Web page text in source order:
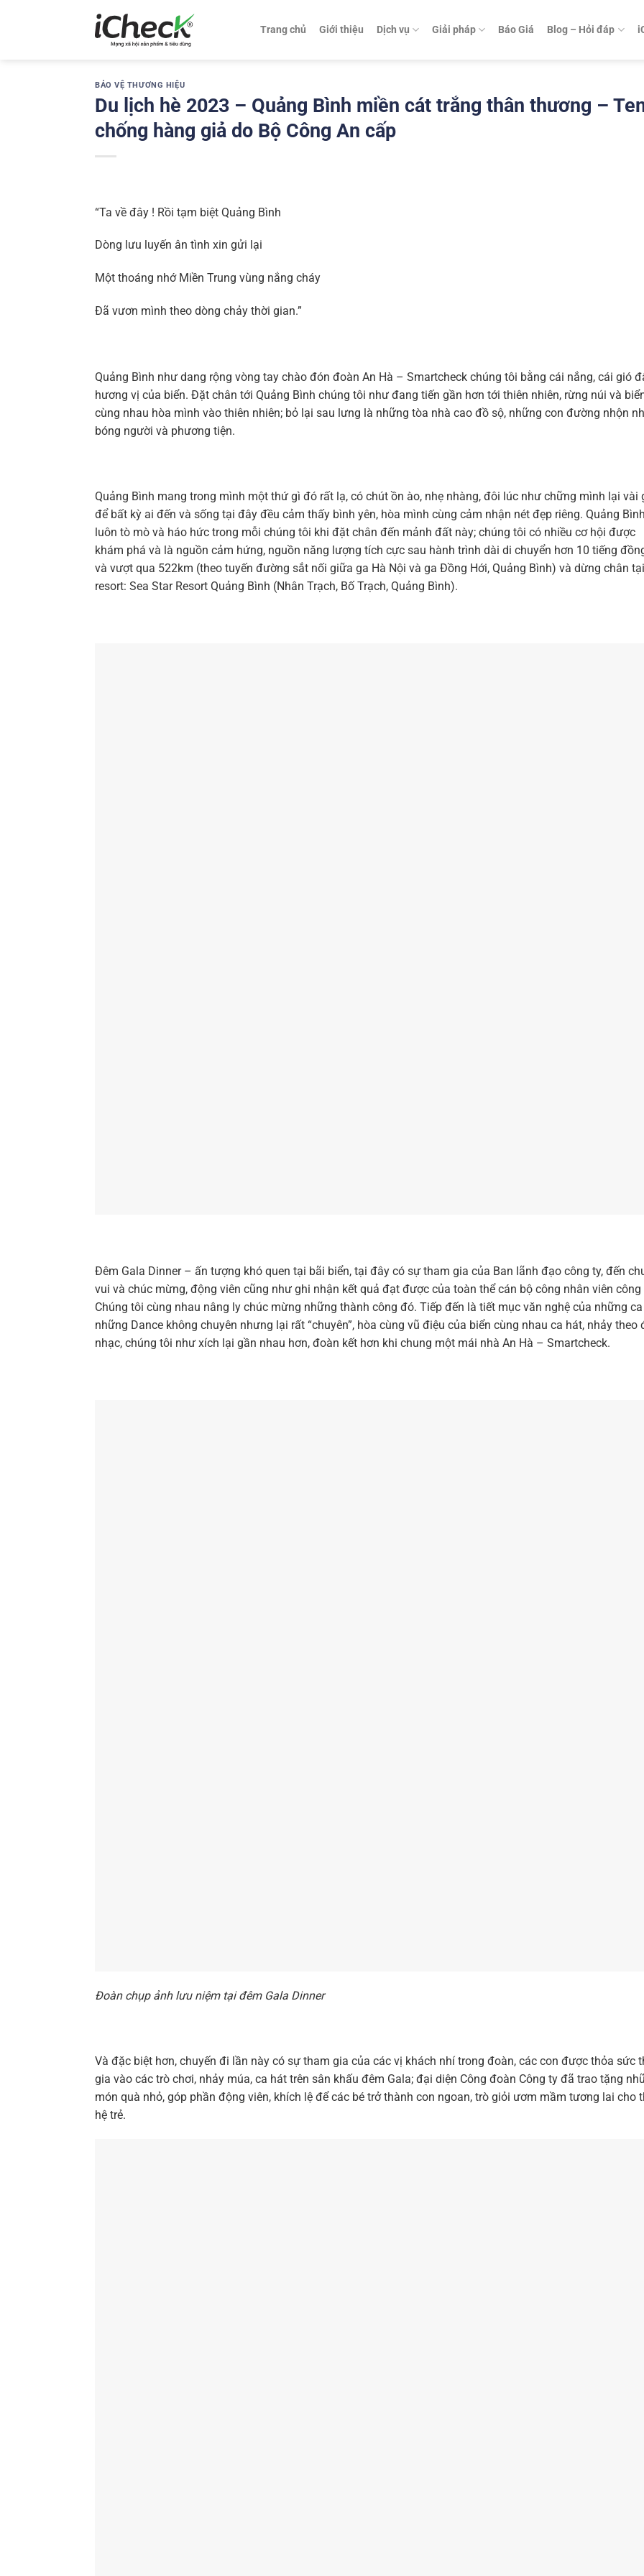
Trang chủ Giới thiệu Dịch vụ Giải pháp Báo Giá Blog – Hỏi đáp
BẢO VỆ THƯƠNG HIỆU
Du lịch hè 2023 – Quảng Bình miền cát trắng thân thương –
chống hàng giả do Bộ Công An cấp
“Ta về đây ! Rồi tạm biệt Quảng Bình
Dòng lưu luyến ân tình xin gửi lại
Một thoáng nhớ Miền Trung vùng nắng cháy
Đã vươn mình theo dòng chảy thời gian.”
Quảng Bình như dang rộng vòng tay chào đón đoàn An Hà – Smartcheck chúng tôi bằng cái nắng, cái gió
hương vị của biển. Đặt chân tới Quảng Bình chúng tôi như đang tiến gần hơn tới thiên nhiên, rừng núi và
cùng nhau hòa mình vào thiên nhiên; bỏ lại sau lưng là những tòa nhà cao đồ sộ, những con đường nhộn
bóng người và phương tiện.
Quảng Bình mang trong mình một thứ gì đó rất lạ, có chút ồn ào, nhẹ nhàng, đôi lúc như chững mình lại vài
để bất kỳ ai đến và sống tại đây đều cảm thấy bình yên, hòa mình cùng cảm nhận nét đẹp riêng. Quảng
luôn tò mò và háo hức trong mỗi chúng tôi khi đặt chân đến mảnh đất này; chúng tôi có nhiều cơ hội được
khám phá và là nguồn cảm hứng, nguồn năng lượng tích cực sau hành trình dài di chuyển hơn 10 tiếng
và vượt qua 522km (theo tuyến đường sắt nối giữa ga Hà Nội và ga Đồng Hới, Quảng Bình) và dừng chân tại
resort: Sea Star Resort Quảng Bình (Nhân Trạch, Bố Trạch, Quảng Bình).
Đêm Gala Dinner – ấn tượng khó quen tại bãi biển, tại đây có sự tham gia của Ban lãnh đạo công ty, đến
vui và chúc mừng, động viên cũng như ghi nhận kết quả đạt được của toàn thể cán bộ công nhân viên công
Chúng tôi cùng nhau nâng ly chúc mừng những thành công đó. Tiếp đến là tiết mục văn nghệ của những ca
những Dance không chuyên nhưng lại rất “chuyên”, hòa cùng vũ điệu của biển cùng nhau ca hát, nhảy theo
nhạc, chúng tôi như xích lại gần nhau hơn, đoàn kết hơn khi chung một mái nhà An Hà – Smartcheck.
Đoàn chụp ảnh lưu niệm tại đêm Gala Dinner
Và đặc biệt hơn, chuyến đi lần này có sự tham gia của các vị khách nhí trong đoàn, các con được thỏa sức
gia vào các trò chơi, nhảy múa, ca hát trên sân khấu đêm Gala; đại diện Công đoàn Công ty đã trao tặng
món quà nhỏ, góp phần động viên, khích lệ để các bé trở thành con ngoan, trò giỏi ươm mầm tương lai cho
hệ trẻ.